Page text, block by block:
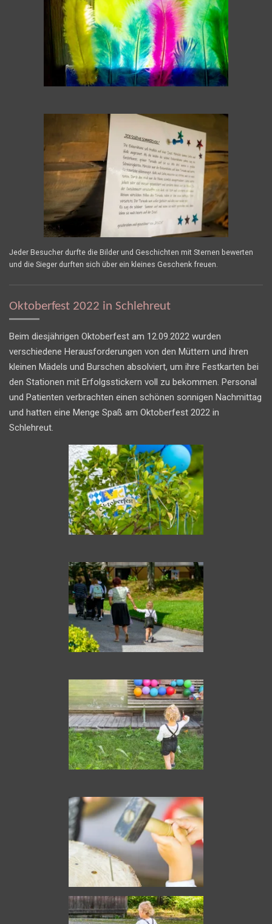
Jeder Besucher durfte die Bilder und Geschichten mit Sternen bewerten
und die Sieger durften sich über ein kleines Geschenk freuen.
Oktoberfest 2022 in Schlehreut
Beim diesjährigen Oktoberfest am 12.09.2022 wurden
verschiedene Herausforderungen von den Müttern und ihren
kleinen Mädels und Burschen absolviert, um ihre Festkarten bei
den Stationen mit Erfolgsstickern voll zu bekommen. Personal
und Patienten verbrachten einen schönen sonnigen Nachmittag
und hatten eine Menge Spaß am Oktoberfest 2022 in
Schlehreut.